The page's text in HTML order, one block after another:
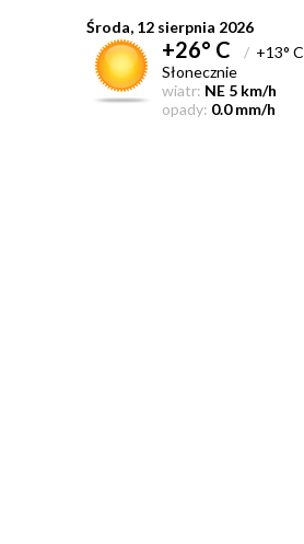
Środa, 12 sierpnia 2026
+26° C /+13° C
Słonecznie
wiatr: NE 5 km/h
opady: 0.0 mm/h